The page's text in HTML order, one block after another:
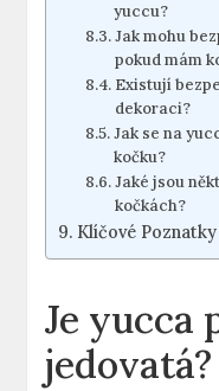
yuccu?
Jak mohu
pokud mám
Existují
dekoraci?
Jak se na
kočku?
Jaké jsou
kočkách?
Klíčové Poznatky
Je yucca
jedovatá?